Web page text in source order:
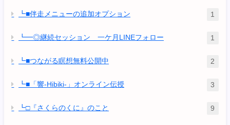
┗■伴走メニューの追加オプション 1
┗━◎継続セッション 一ケ月LINEフォロー 1
┗■つながる瞑想無料公開中 2
┗■「響-Hibiki-」オンライン伝授 3
┗□『さくらのくに』のこと 9